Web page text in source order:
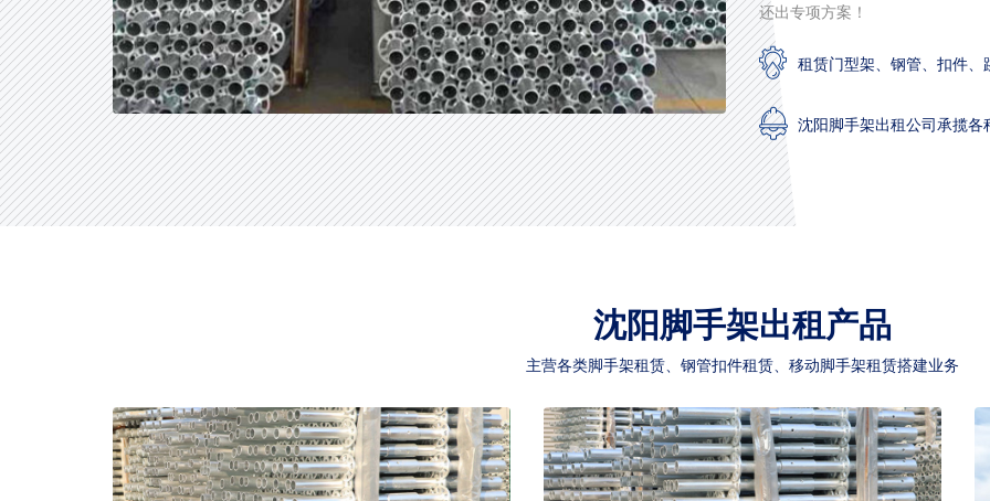
还出专项方案！
租赁门型架、钢管、扣件、
沈阳脚手架出租公司承揽各
沈阳脚手架出租产品
主营各类脚手架租赁、钢管扣件租赁、移动脚手架租赁搭建业务